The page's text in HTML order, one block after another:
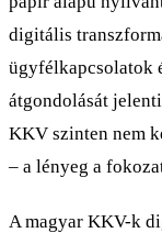
digitális
ügyfélkapcsolatok
átgondolását
KKV szinten nem
– a lényeg a
A magyar KKV-k